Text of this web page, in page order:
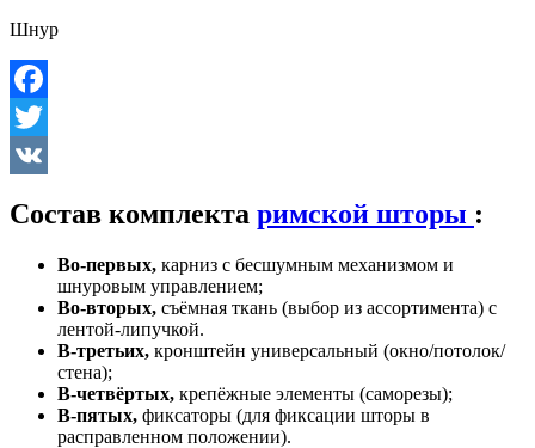
Шнур
Facebook
Twitter
Состав комплекта римской шторы :
Во-первых, карниз с бесшумным механизмом и
шнуровым управлением;
Во-вторых, съёмная ткань (выбор из ассортимента) с
лентой-липучкой.
В-третьих, кронштейн универсальный (окно/потолок/
стена);
В-четвёртых, крепёжные элементы (саморезы);
В-пятых, фиксаторы (для фиксации шторы в
расправленном положении).